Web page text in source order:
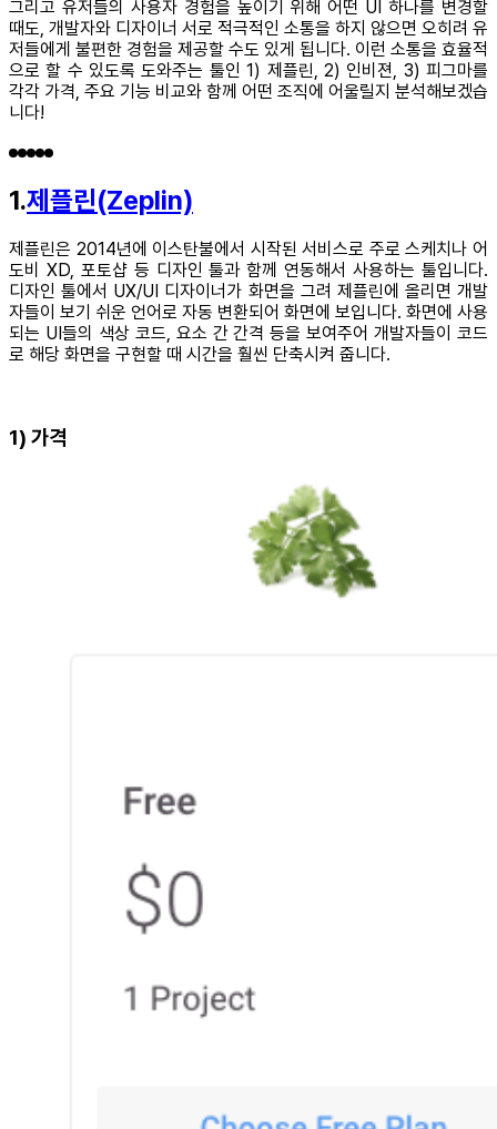
그리고 유저들의 사용자 경험을 높이기 위해 어떤 UI 하나를 변경할
때도, 개발자와 디자이너 서로 적극적인 소통을 하지 않으면 오히려 유
저들에게 불편한 경험을 제공할 수도 있게 됩니다. 이런 소통을 효율적
으로 할 수 있도록 도와주는 툴인 1) 제플린, 2) 인비젼, 3) 피그마를
각각 가격, 주요 기능 비교와 함께 어떤 조직에 어울릴지 분석해보겠습
니다!
1.제플린(Zeplin)
제플린은 2014년에 이스탄불에서 시작된 서비스로 주로 스케치나 어
도비 XD, 포토샵 등 디자인 툴과 함께 연동해서 사용하는 툴입니다.
디자인 툴에서 UX/UI 디자이너가 화면을 그려 제플린에 올리면 개발
자들이 보기 쉬운 언어로 자동 변환되어 화면에 보입니다. 화면에 사용
되는 UI들의 색상 코드, 요소 간 간격 등을 보여주어 개발자들이 코드
로 해당 화면을 구현할 때 시간을 훨씬 단축시켜 줍니다.
1) 가격